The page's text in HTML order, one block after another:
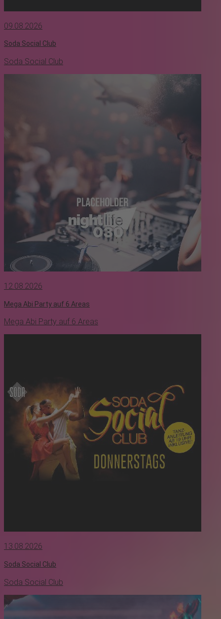
09.08.2026
Soda Social Club
Soda Social Club
12.08.2026
Mega Abi Party auf 6 Areas
Mega Abi Party auf 6 Areas
13.08.2026
Soda Social Club
Soda Social Club